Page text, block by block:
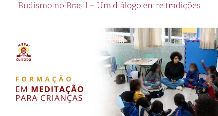
Budismo no Brasil – Um diálogo entre tradições